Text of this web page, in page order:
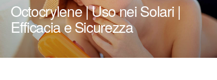
Octocrylene | Uso nei Solari |
Efficacia e Sicurezza